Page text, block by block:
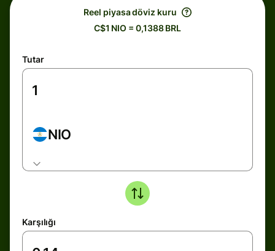
Reel piyasa döviz kuru
C$1 NIO = 0,1388 BRL
Tutar
NIO
Karşılığı